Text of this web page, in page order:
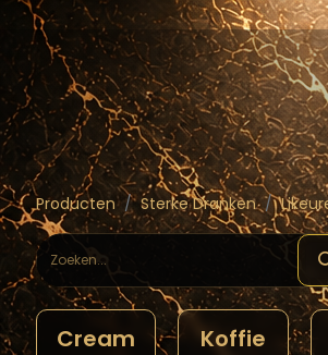
Webshop Schilde ( Wines
Producten Sterke Dranken
Cream
Koffie